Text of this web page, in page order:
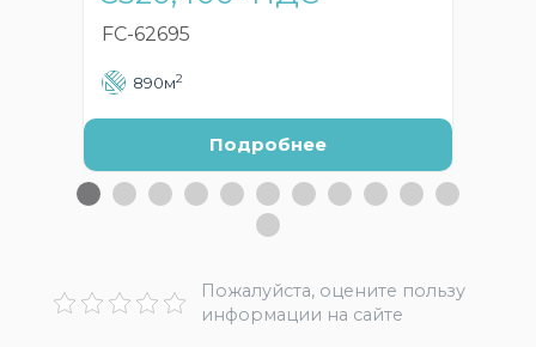
FC-62695
890м2
Подробнее
Пожалуйста, оцените пользу
информации на сайте